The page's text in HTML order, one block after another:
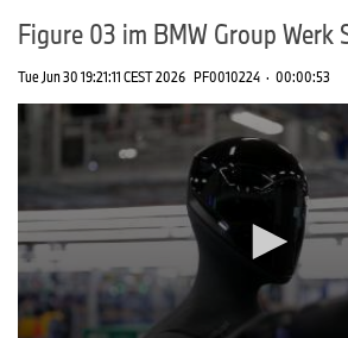
Figure 03 im BMW Group Werk
Tue Jun 30 19:21:11 CEST 2026 PF0010224 · 00:00:53